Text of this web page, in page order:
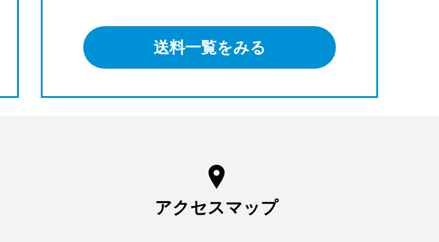
送料一覧をみる
アクセスマップ